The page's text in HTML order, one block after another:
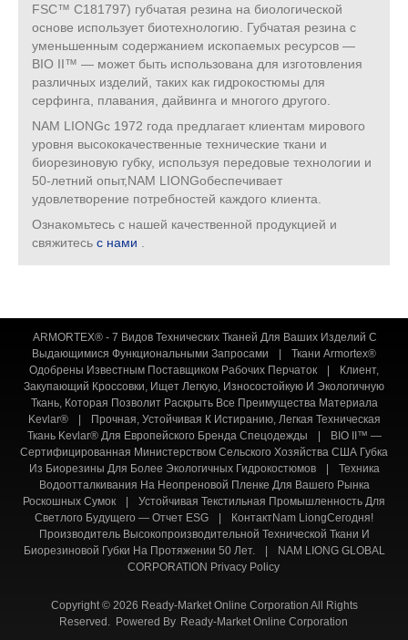
FSC™ C181797) губчатая резина на биологической
основе использует биотехнологию. Губчатая резина с
уменьшенным содержанием ископаемых ресурсов —
BIO II™ — может быть использована для изготовления
различных изделий, таких как гидрокостюмы для
серфинга, плавания, дайвинга и многого другого.
NAM LIONGс 1972 года предлагает клиентам мирового
уровня высококачественные технические ткани и
биорезиновую губку, используя передовые технологии и
50-летний опыт,NAM LIONGобеспечивает
удовлетворение потребностей каждого клиента.
Ознакомьтесь с нашей качественной продукцией и
свяжитесь с нами
ARMORTEX® - 7 Видов Технических Тканей Для Ваших Изделий С
Выдающимися Функциональными Запросами
|
Ткани Armortex®
Одобрены Известным Поставщиком Рабочих Перчаток
|
Клиент,
Закупающий Кроссовки, Ищет Легкую, Износостойкую И Экологичную
Ткань, Которая Позволит Раскрыть Все Преимущества Материала
Kevlar®
|
Прочная, Устойчивая К Истиранию, Легкая Техническая
Ткань Kevlar® Для Европейского Бренда Спецодежды
|
BIO II™ —
Сертифицированная Министерством Сельского Хозяйства США Губка
Из Биорезины Для Более Экологичных Гидрокостюмов
|
Техника
Водоотталкивания На Неопреновой Пленке Для Вашего Рынка
Роскошных Сумок
|
Устойчивая Текстильная Промышленность Для
Светлого Будущего — Отчет ESG
|
КонтактNam LiongСегодня!
Производитель Высокопроизводительной Технической Ткани И
Биорезиновой Губки На Протяжении 50 Лет.
|
NAM LIONG GLOBAL
CORPORATION Privacy Policy
Copyright © 2026 Ready-Market Online Corporation All Rights
Reserved. Powered By Ready-Market Online Corporation